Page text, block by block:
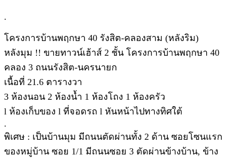
.
โครงการบ้านพฤกษา 40 รังสิต-คลองสาม (หลังริม)
หลังมุม !! ขายทาวน์เฮ้าส์ 2 ชั้น โครงการบ้านพฤกษา 40
คลอง 3 ถนนรังสิต-นครนายก
เนื้อที่ 21.6 ตารางวา
3 ห้องนอน 2 ห้องน้ำ 1 ห้องโถง 1 ห้องครัว
l ห้องเก็บของ l ที่จอดรถ l หันหน้าไปทางทิศใต้
.
พิเศษ : เป็นบ้านมุม มีถนนตัดผ่านทั้ง 2 ด้าน ซอยโซนแรก
ของหมู่บ้าน ซอย 1/1 มีถนนซอย 3 ตัดผ่านข้างบ้าน, ข้าง